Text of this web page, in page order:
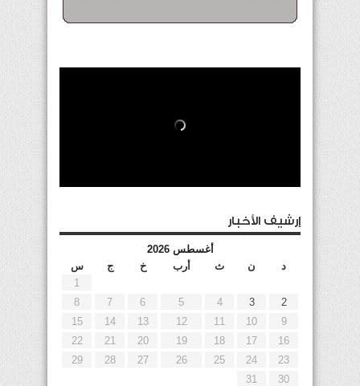
إرشيف الأخبار
أغسطس 2026
د
ن ث أرب خ ج
س
1
2
3
4
5
6
7
8
9
10
11
12
13
14
15
16
17
18
19
20
21
22
23
24
25
26
27
28
29
30
31